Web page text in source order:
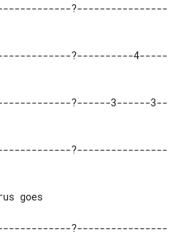
?----------------
?----------4-----
?------3------3--
?----------------
?----------------